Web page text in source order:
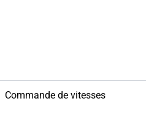
Commande de vitesses